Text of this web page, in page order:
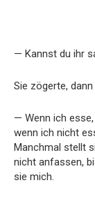
— Kannst du ihr
Sie zögerte,
— Wenn ich
wenn ich nicht
Manchmal stellt
nicht anfassen,
sie mich.